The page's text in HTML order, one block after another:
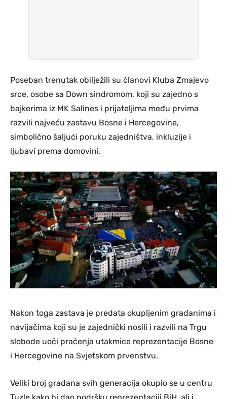
Poseban trenutak obilježili su članovi Kluba Zmajevo
srce, osobe sa Down sindromom, koji su zajedno s
bajkerima iz MK Salines i prijateljima među prvima
razvili najveću zastavu Bosne i Hercegovine,
simbolično šaljući poruku zajedništva, inkluzije i
ljubavi prema domovini.
Nakon toga zastava je predata okupljenim građanima i
navijačima koji su je zajednički nosili i razvili na Trgu
slobode uoči praćenja utakmice reprezentacije Bosne
i Hercegovine na Svjetskom prvenstvu.
Veliki broj građana svih generacija okupio se u centru
Tuzle kako bi dao podršku reprezentaciji BiH, ali i